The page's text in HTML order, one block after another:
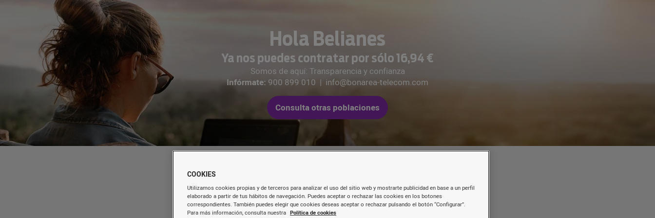
Hola Belianes
Ya nos puedes contratar por sólo 16,94 €
Somos de aquí: Transparencia y confianza
Infórmate: 900 899 010 | info@bonarea-telecom.com
Consulta otras poblaciones
Les nostres tarifes defibra
COOKIES
Utilizamos cookies propias y de terceros para analizar el uso del sitio web y mostrarte publicidad en base a un perfil
elaborado a partir de tus hábitos de navegación. Puedes aceptar o rechazar las cookies en los botones
correspondientes. También puedes elegir que cookies deseas aceptar o rechazar pulsando el botón “Configurar”.
Para más información, consulta nuestra Política de cookies